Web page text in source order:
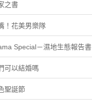
之書
！花美男樂隊
Special－濕地生態報告書
可以結婚嗎
聖誕節